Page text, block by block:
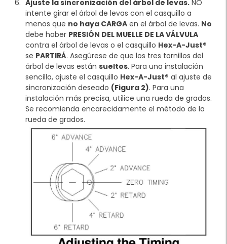
Ajuste la sincronización del árbol de levas. NO
intente girar el árbol de levas con el casquillo a
menos que no haya CARGA en el árbol de levas. No
debe haber PRESIÓN DEL MUELLE DE LA VÁLVULA
contra el árbol de levas o el casquillo Hex-A-Just®
se PARTIRÁ. Asegúrese de que los tres tornillos del
árbol de levas están sueltos. Para una instalación
sencilla, ajuste el casquillo Hex-A-Just® al ajuste de
sincronización deseado (Figura 2). Para una
instalación más precisa, utilice una rueda de grados.
Se recomienda encarecidamente el método de la
rueda de grados.